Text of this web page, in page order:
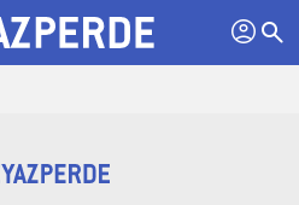
profil search